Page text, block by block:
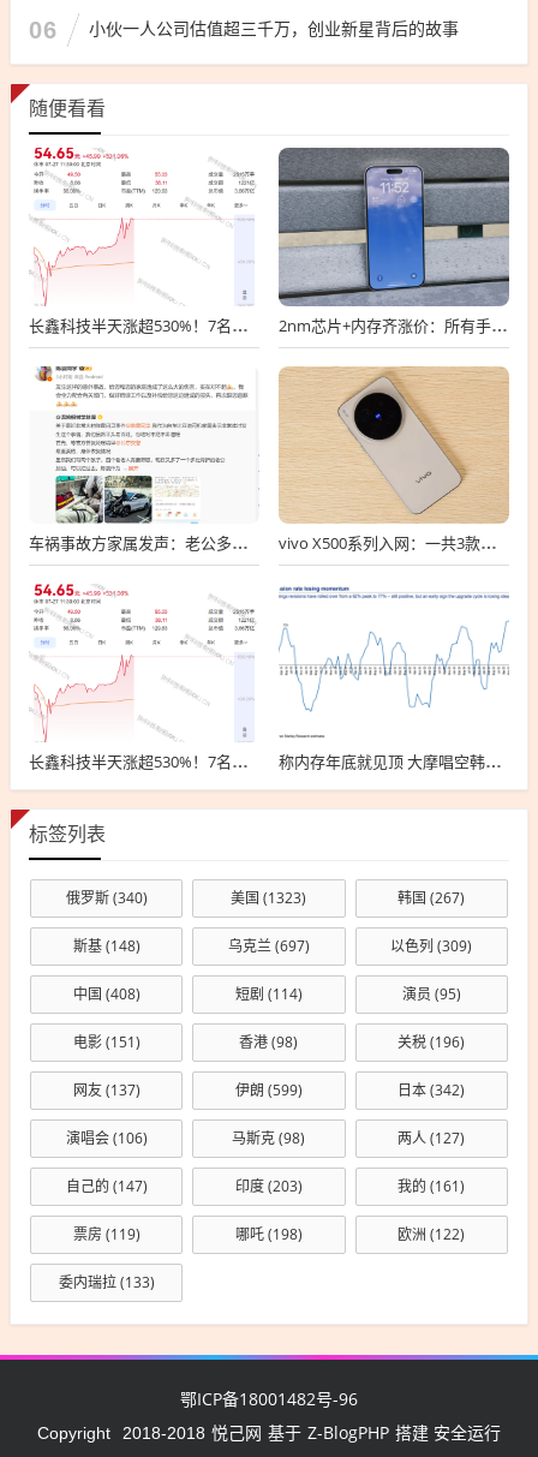
06 小伙一人公司估值超三千万，创业新星背后的故事
随便看看
长鑫科技半天涨超530%！7名高管身家超10亿 员工：最关心的工资涨不涨 2nm芯片+内存齐涨价：所有手机厂商遭遇双重成本暴击
车祸事故方家属发声：老公多处骨折 往后日子不知道该怎么过！陈震回应 vivo X500系列入网：一共3款旗舰 首发2nm芯片天玑9600 Pro
长鑫科技半天涨超530%！7名高管身家超10亿 员工：最关心的工资涨不涨 称内存年底就见顶 大摩唱空韩国芯片被海力士“惩罚”：拒给IPO合同
标签列表
俄罗斯(340) 美国 (1323) 韩国 (267)
斯基(148) 乌克兰(697) 以色列 (309)
中国 (408) 短剧 (114) 演员 (95)
电影(151) 香港(98) 关税(196)
网友(137) 伊朗 (599) 日本(342)
演唱会(106) 马斯克(98) 两人(127)
自己的 (147) 印度(203) 我的 (161)
票房 (119) 哪吒(198) 欧洲 (122)
委内瑞拉(133)
鄂ICP备18001482号-96
Copyright 2018-2018 悦己网 基于 Z-BlogPHP 搭建 安全运行